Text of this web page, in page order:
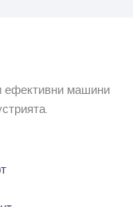
ефективни машини